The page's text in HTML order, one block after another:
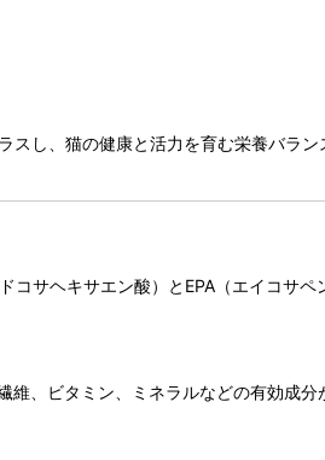
し、猫の健康と活力を育む栄養バラン
サヘキサエン酸）とEPA（エイコサ
、ビタミン、ミネラルなどの有効成